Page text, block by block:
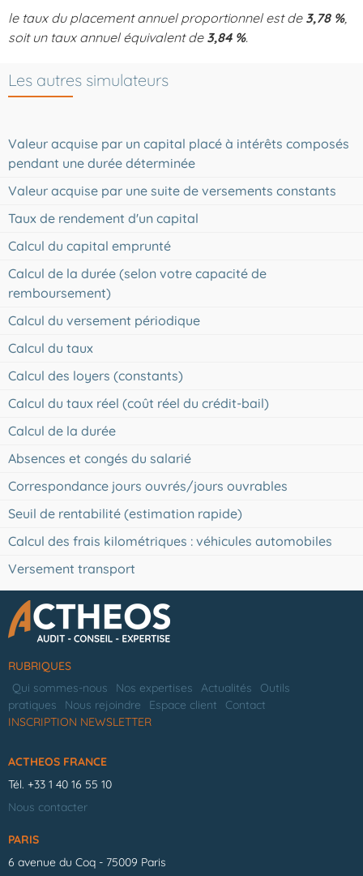
le taux du placement annuel proportionnel est de 3,78 %,
soit un taux annuel équivalent de 3,84 %.
Les autres simulateurs
Valeur acquise par un capital placé à intérêts composés
pendant une durée déterminée
Valeur acquise par une suite de versements constants
Taux de rendement d'un capital
Calcul du capital emprunté
Calcul de la durée (selon votre capacité de
remboursement)
Calcul du versement périodique
Calcul du taux
Calcul des loyers (constants)
Calcul du taux réel (coût réel du crédit-bail)
Calcul de la durée
Absences et congés du salarié
Correspondance jours ouvrés/jours ouvrables
Seuil de rentabilité (estimation rapide)
Calcul des frais kilométriques : véhicules automobiles
Versement transport
RUBRIQUES
Qui sommes-nous
Nos expertises Actualités
Outils
pratiques
Nous rejoindre Espace client
Contact
INSCRIPTION NEWSLETTER
ACTHEOS FRANCE
Tél. +33 1 40 16 55 10
Nous contacter
PARIS
6 avenue du Coq - 75009 Paris